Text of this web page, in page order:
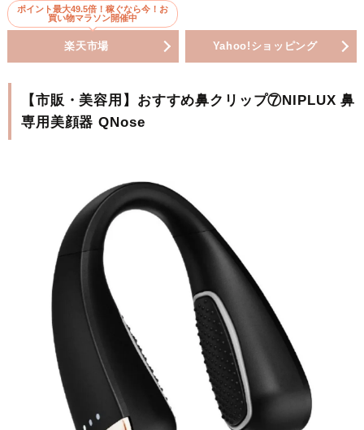
ポイント最大49.5倍！稼ぐなら今！お
買い物マラソン開催中
楽天市場 Yahoo!ショッピング
【市販・美容用】おすすめ鼻クリップ⑦NIPLUX 鼻
専用美顔器 QNose